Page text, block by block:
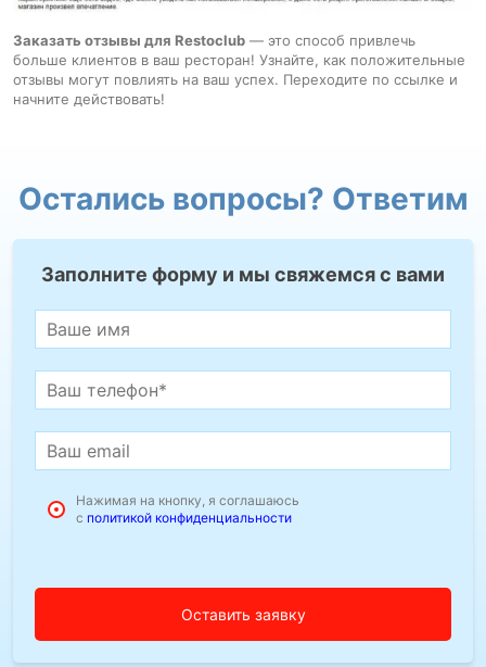
Заказать отзывы для Restoclub — это способ привлечь
больше клиентов в ваш ресторан! Узнайте, как положительные
отзывы могут повлиять на ваш успех. Переходите по ссылке и
начните действовать!
Остались вопросы? Ответим
Заполните форму и мы свяжемся с вами
Нажимая на кнопку, я соглашаюсь
с политикой конфиденциальности